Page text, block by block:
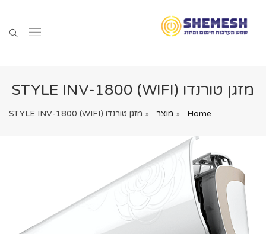
מזגן טורנדו (STYLE INV-1800 (WIFI
Home מוצר מזגן טורנדו (STYLE INV-1800 (WIFI